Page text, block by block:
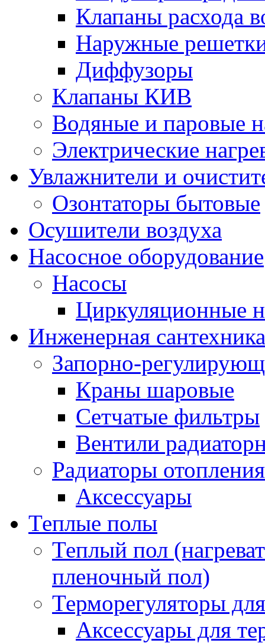
Клапаны расхода
Наружные
Диффузоры
Клапаны КИВ
Водяные и паровые
Электрические
Увлажнители и
Озонтаторы бытовые
Осушители воздуха
Насосное оборудование
Насосы
Циркуляционные
Инженерная сантехника
Запорно-
Краны шаровые
Сетчатые фильтры
Вентили
Радиаторы отопления
Аксессуары
Теплые полы
Теплый пол
пленочный пол)
Терморегуляторы
Аксессуары для